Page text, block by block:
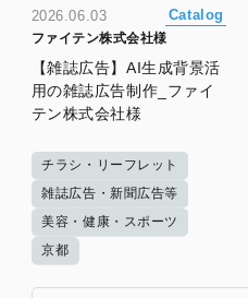
2026.06.03 Catalog
ファイテン株式会社様
【雑誌広告】AI生成背景活
用の雑誌広告制作_ファイ
テン株式会社様
チラシ・リーフレット
雑誌広告・新聞広告等
美容・健康・スポーツ
京都